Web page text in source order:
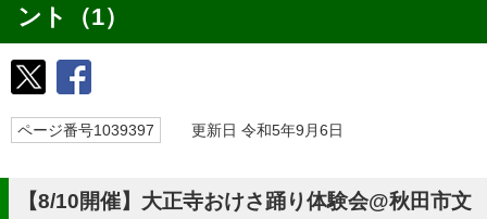
ント（1）
ページ番号1039397 更新日 令和5年9月6日
【8/10開催】大正寺おけさ踊り体験会@秋田市文